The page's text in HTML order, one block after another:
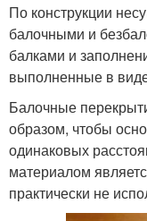
По конструкции
балочными и
балками и
выполненные в
Балочные
образом, чтобы
одинаковых
материалом
практически не